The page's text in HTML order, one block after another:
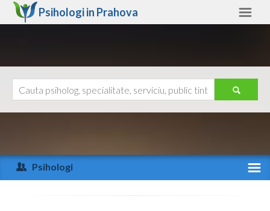
Psihologi in Prahova
Arad
Arges
Ajutor
Psihologi